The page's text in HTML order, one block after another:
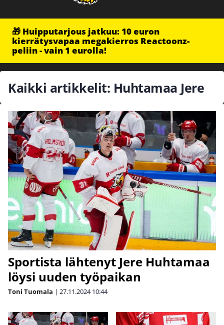
🎁 Huipputarjous jatkuu: 10 euron
kierrätysvapaa megakierros Reactoonz-
peliin - vain 1 eurolla!
Kaikki artikkelit: Huhtamaa Jere
Sportista lähtenyt Jere Huhtamaa
löysi uuden työpaikan
Toni Tuomala | 27.11.2024 10:44